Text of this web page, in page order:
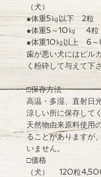
（犬）
●体重5㎏以下 2粒
●体重5～10㎏ 4
●体重10㎏以上 6
歯が悪い犬にはピル
く粉砕して与えて下さ
□保存方法
高温・多湿、直射日
涼しい所に保存して
天然物由来原料使用
ることがありますが
いません。
□価格
（犬） 120粒